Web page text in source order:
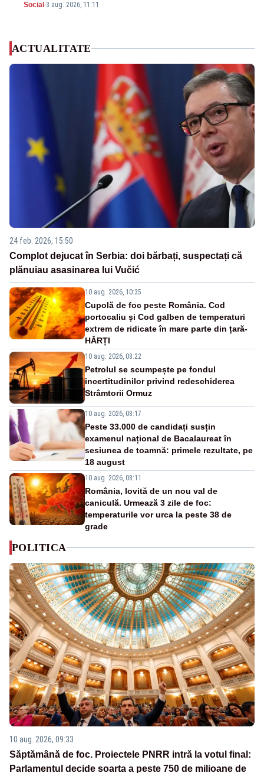
Social -3 aug. 2026, 11:11
ACTUALITATE
24 feb. 2026, 15:50
Complot dejucat în Serbia: doi bărbați, suspectați că
plănuiau asasinarea lui Vučić
10 aug. 2026, 10:35
Cupolă de foc peste România. Cod
portocaliu și Cod galben de temperaturi
extrem de ridicate în mare parte din țară-
HĂRȚI
10 aug. 2026, 08:22
Petrolul se scumpește pe fondul
incertitudinilor privind redeschiderea
Strâmtorii Ormuz
10 aug. 2026, 08:17
Peste 33.000 de candidați susțin
examenul național de Bacalaureat în
sesiunea de toamnă: primele rezultate, pe
18 august
10 aug. 2026, 08:11
România, lovită de un nou val de
caniculă. Urmează 3 zile de foc:
temperaturile vor urca la peste 38 de
grade
POLITICA
10 aug. 2026, 09:33
Săptămână de foc. Proiectele PNRR intră la votul final:
Parlamentul decide soarta a peste 750 de milioane de